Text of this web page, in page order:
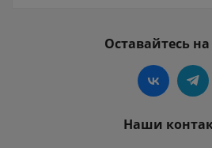
Оставайтесь на
Наши